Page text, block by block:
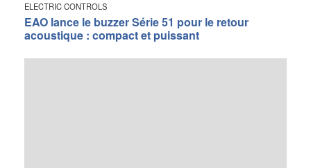
ELECTRIC CONTROLS
EAO lance le buzzer Série 51 pour le retour
acoustique : compact et puissant